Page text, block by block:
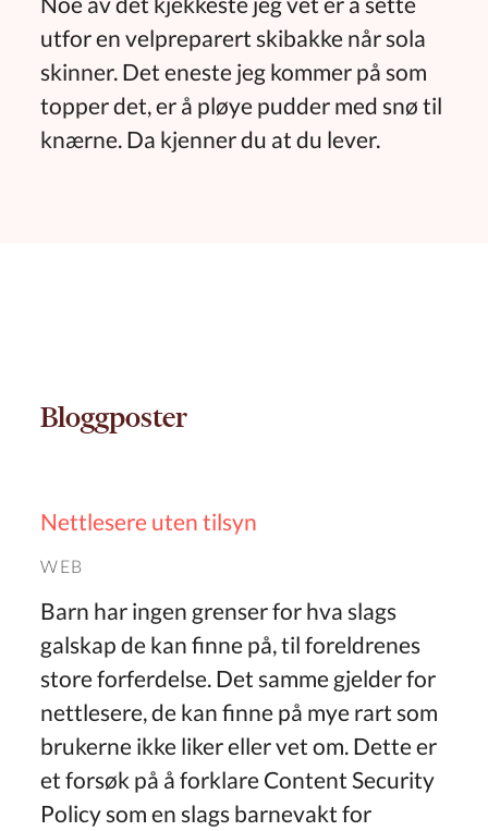
utfor en velpreparert skibakke når sola
skinner. Det eneste jeg kommer på som
topper det, er å pløye pudder med snø til
knærne. Da kjenner du at du lever.
Bloggposter
Nettlesere uten tilsyn
WEB
Barn har ingen grenser for hva slags
galskap de kan finne på, til foreldrenes
store forferdelse. Det samme gjelder for
nettlesere, de kan finne på mye rart som
brukerne ikke liker eller vet om. Dette er
et forsøk på å forklare Content Security
Policy som en slags barnevakt for